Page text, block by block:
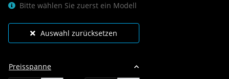
Bitte wählen Sie zuerst ein Modell
Auswahl zurücksetzen
Preisspanne